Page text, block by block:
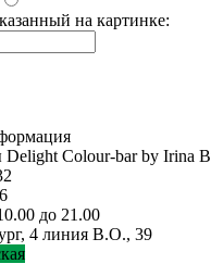
на картинке:
Delight Colour-bar by Irina
до 21.00
4 линия В.О., 39